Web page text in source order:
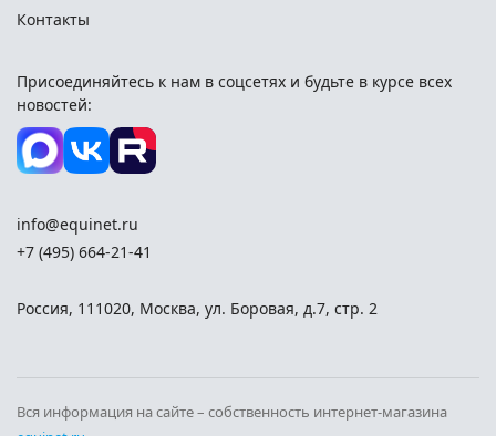
Контакты
Присоединяйтесь к нам в соцсетях и будьте в курсе всех
новостей:
info@equinet.ru
+7 (495) 664-21-41
Россия, 111020, Москва, ул. Боровая, д.7, стр. 2
Вся информация на сайте – собственность интернет-магазина